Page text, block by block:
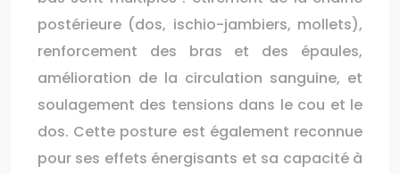
postérieure (dos, ischio-jambiers, mollets),
renforcement des bras et des épaules,
amélioration de la circulation sanguine, et
soulagement des tensions dans le cou et le
dos. Cette posture est également reconnue
pour ses effets énergisants et sa capacité à